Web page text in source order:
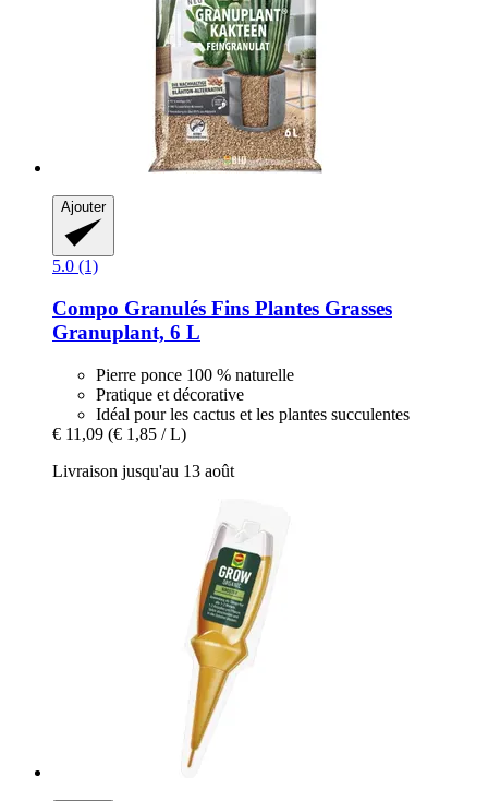
Ajouter
5.0 (1)
Compo Granulés Fins Plantes Grasses
Granuplant, 6 L
Pierre ponce 100 % naturelle
Pratique et décorative
Idéal pour les cactus et les plantes succulentes
€ 11,09 (€ 1,85 / L)
Livraison jusqu'au 13 août